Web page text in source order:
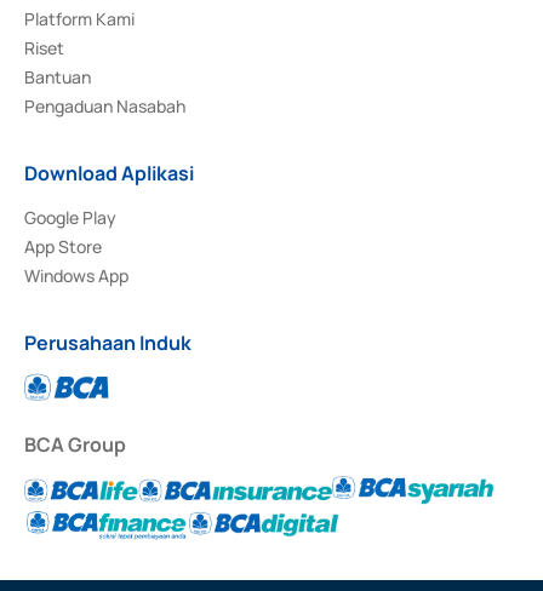
Platform Kami
Riset
Bantuan
Pengaduan Nasabah
Download Aplikasi
Google Play
App Store
Windows App
Perusahaan Induk
BCA Group